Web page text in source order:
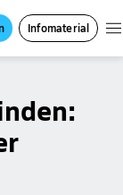
Infomaterial